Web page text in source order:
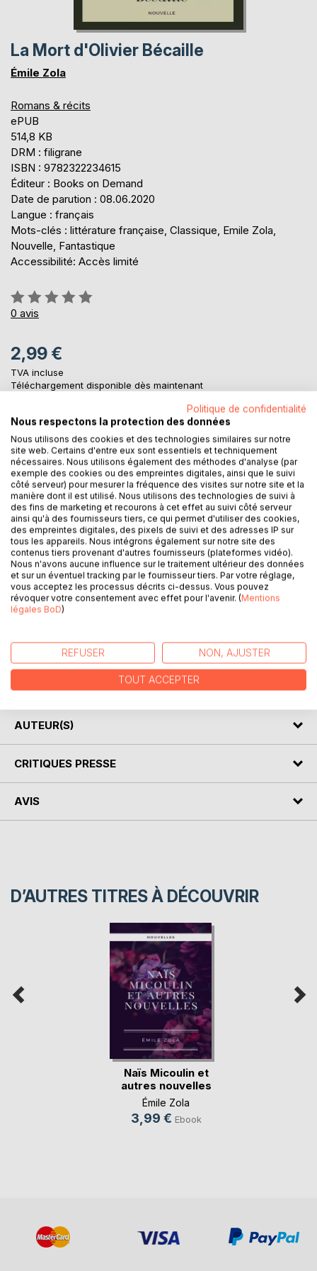
La Mort d'Olivier Bécaille
Émile Zola
Romans & récits
ePUB
514,8 KB
DRM : filigrane
ISBN : 9782322234615
Éditeur : Books on Demand
Date de parution : 08.06.2020
Langue : français
Mots-clés : littérature française, Classique, Emile Zola,
Nouvelle, Fantastique
Accessibilité: Accès limité
Évaluation:
0%
0 avis
2,99 €
TVA incluse
Téléchargement disponible dès maintenant
AJOUTER AU PANIER
Ajouter à ma liste d'envies
Laisser un avis
DESCRIPTION
Olivier bécaille a été enterré alors qu'il souffrait d'un état
de catalepsie. le héros retrouve toutes ses facultés de
mouvement dans son cercueil, dont il parvient à sortir, mais
il renonce finalement à ressusciter.
AUTEUR(S)
CRITIQUES PRESSE
AVIS
D’AUTRES TITRES À DÉCOUVRIR
Naïs Micoulin et
autres nouvelles
Émile Zola
3,99 € Ebook
Politique de confidentialité
Nous respectons la protection des données
Nous utilisons des cookies et des technologies similaires sur notre
site web. Certains d'entre eux sont essentiels et techniquement
nécessaires. Nous utilisons également des méthodes d'analyse (par
exemple des cookies ou des empreintes digitales, ainsi que le suivi
côté serveur) pour mesurer la fréquence des visites sur notre site et la
manière dont il est utilisé. Nous utilisons des technologies de suivi à
des fins de marketing et recourons à cet effet au suivi côté serveur
ainsi qu'à des fournisseurs tiers, ce qui permet d'utiliser des cookies,
des empreintes digitales, des pixels de suivi et des adresses IP sur
tous les appareils. Nous intégrons également sur notre site des
contenus tiers provenant d'autres fournisseurs (plateformes vidéo).
Nous n'avons aucune influence sur le traitement ultérieur des données
et sur un éventuel tracking par le fournisseur tiers. Par votre réglage,
vous acceptez les processus décrits ci-dessus. Vous pouvez
révoquer votre consentement avec effet pour l'avenir. (Mentions
légales BoD)
REFUSER NON, AJUSTER
TOUT ACCEPTER